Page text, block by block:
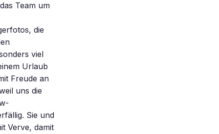
Team um
die
viel
Urlaub
Freude an
uns die
Sie und
Verve, damit